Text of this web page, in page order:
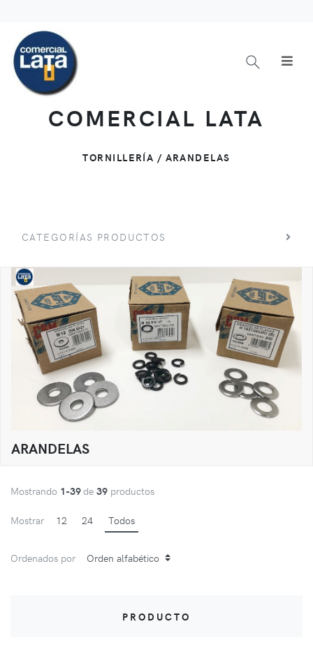
COMERCIAL LATA
TORNILLERÍA / ARANDELAS
CATEGORÍAS PRODUCTOS
ARANDELAS
Mostrando 1-39de 39 productos
Mostrar 12 24 Todos
Ordenados por
PRODUCTO